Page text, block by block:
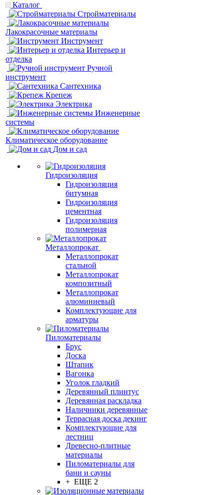
Каталог
Стройматериалы
Лакокрасочные материалы
Инструмент
Интерьер и
отделка
Ручной
инструмент
Сантехника
Крепеж
Электрика
Инженерные
системы
Климатическое оборудование
Дом и сад
Гидроизоляция
Гидроизоляция
битумная
Гидроизоляция
цементная
Гидроизоляция
полимерная
Металлопрокат
Металлопрокат
стальной
Металлопрокат
композитный
Металлопрокат
алюминиевый
Комплектующие для
арматуры
Пиломатериалы
Брус
Доска
Штапик
Вагонка
Уголок гладкий
Деревянный плинтус
Деревянная раскладка
Наличники деревянные
Террасная доска декинг
Комплектующие для
лестниц
Древесно-плитные
материалы
Пиломатериалы для
бани и сауны
+ ЕЩЕ 2